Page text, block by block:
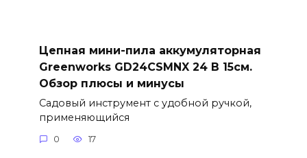
Цепная мини-пила аккумуляторная
Greenworks GD24CSMNX 24 В 15см.
Обзор плюсы и минусы
Садовый инструмент с удобной ручкой,
применяющийся
0 17